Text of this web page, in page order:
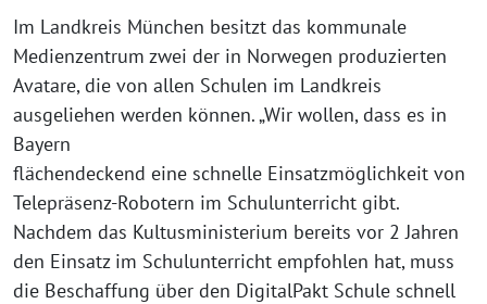
Im Landkreis München besitzt das kommunale
Medienzentrum zwei der in Norwegen produzierten
Avatare, die von allen Schulen im Landkreis
ausgeliehen werden können. „Wir wollen, dass es in
Bayern
flächendeckend eine schnelle Einsatzmöglichkeit von
Telepräsenz-Robotern im Schulunterricht gibt.
Nachdem das Kultusministerium bereits vor 2 Jahren
den Einsatz im Schulunterricht empfohlen hat, muss
die Beschaffung über den DigitalPakt Schule schnell